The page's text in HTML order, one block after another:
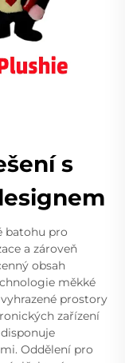
s
batohu pro
a zároveň
obsah
měkké
prostory
zařízení
Oddělení pro